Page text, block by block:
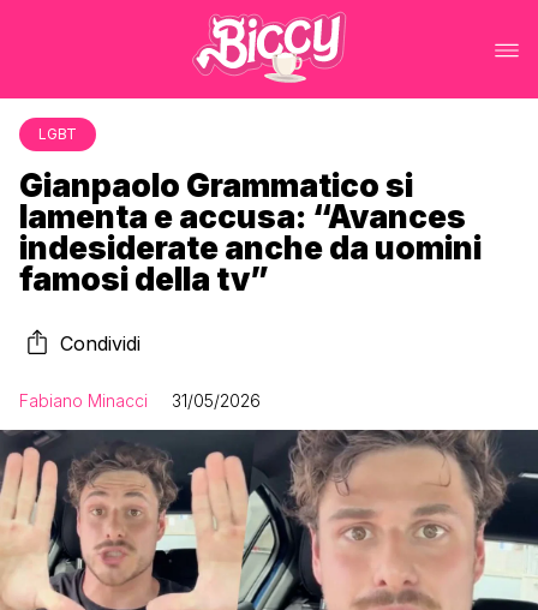
LGBT
Gianpaolo Grammatico si
lamenta e accusa: “Avances
indesiderate anche da uomini
famosi della tv”
Condividi
Fabiano Minacci 31/05/2026